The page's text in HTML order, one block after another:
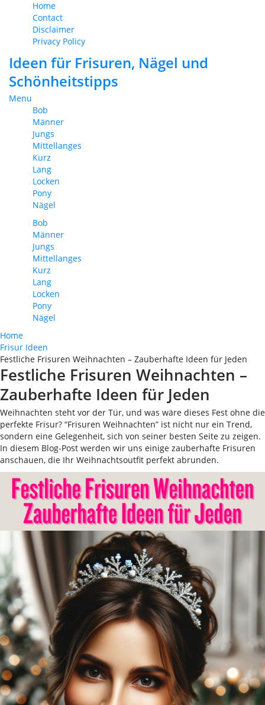
Home
Contact
Disclaimer
Privacy Policy
Ideen für Frisuren, Nägel und
Schönheitstipps
Menu
Bob
Männer
Jungs
Mittellanges
Kurz
Lang
Locken
Pony
Nägel
Bob
Männer
Jungs
Mittellanges
Kurz
Lang
Locken
Pony
Nägel
Home
Frisur Ideen
Festliche Frisuren Weihnachten – Zauberhafte Ideen für Jeden
Festliche Frisuren Weihnachten –
Zauberhafte Ideen für Jeden
Weihnachten steht vor der Tür, und was wäre dieses Fest ohne die
perfekte Frisur? “Frisuren Weihnachten” ist nicht nur ein Trend,
sondern eine Gelegenheit, sich von seiner besten Seite zu zeigen.
In diesem Blog-Post werden wir uns einige zauberhafte Frisuren
anschauen, die Ihr Weihnachtsoutfit perfekt abrunden.